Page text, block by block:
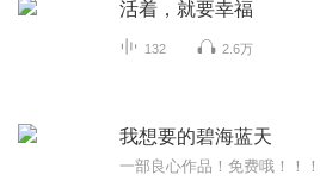
活着，就要幸福
132 2.6万
我想要的碧海蓝天